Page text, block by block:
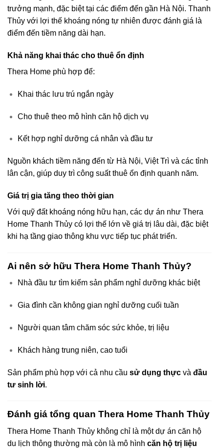
trưởng mạnh, đặc biệt tại các điểm đến gần Hà Nội. Thanh
Thủy với lợi thế khoáng nóng tự nhiên được đánh giá là
điểm đến tiềm năng dài hạn.
Khả năng khai thác cho thuê ổn định
Thera Home phù hợp để:
Khai thác lưu trú ngắn ngày
Cho thuê theo mô hình căn hộ dịch vụ
Kết hợp nghỉ dưỡng cá nhân và đầu tư
Nguồn khách tiềm năng đến từ Hà Nội, Việt Trì và các tỉnh
lân cận, giúp duy trì công suất thuê ổn định quanh năm.
Giá trị gia tăng theo thời gian
Với quỹ đất khoáng nóng hữu hạn, các dự án như Thera
Home Thanh Thủy có lợi thế lớn về giá trị lâu dài, đặc biệt
khi hạ tầng giao thông khu vực tiếp tục phát triển.
Ai nên sở hữu Thera Home Thanh Thủy?
Nhà đầu tư tìm kiếm sản phẩm nghỉ dưỡng khác biệt
Gia đình cần không gian nghỉ dưỡng cuối tuần
Người quan tâm chăm sóc sức khỏe, trị liệu
Khách hàng trung niên, cao tuổi
Sản phẩm phù hợp với cả nhu cầu sử dụng thực và đầu
tư sinh lời.
Đánh giá tổng quan Thera Home Thanh Thủy
Thera Home Thanh Thủy không chỉ là một dự án căn hộ
du lịch thông thường mà còn là mô hình căn hộ trị liệu